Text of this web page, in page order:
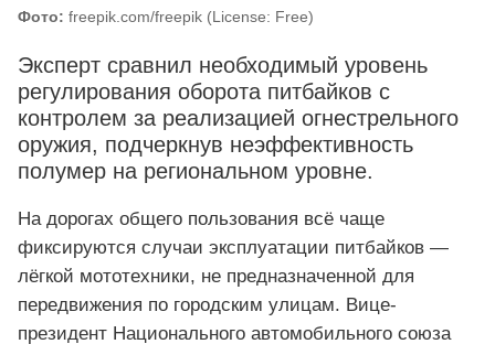
Фото: freepik.com/freepik (License: Free)
Эксперт сравнил необходимый уровень
регулирования оборота питбайков с
контролем за реализацией огнестрельного
оружия, подчеркнув неэффективность
полумер на региональном уровне.
На дорогах общего пользования всё чаще
фиксируются случаи эксплуатации питбайков —
лёгкой мототехники, не предназначенной для
передвижения по городским улицам. Вице-
президент Национального автомобильного союза